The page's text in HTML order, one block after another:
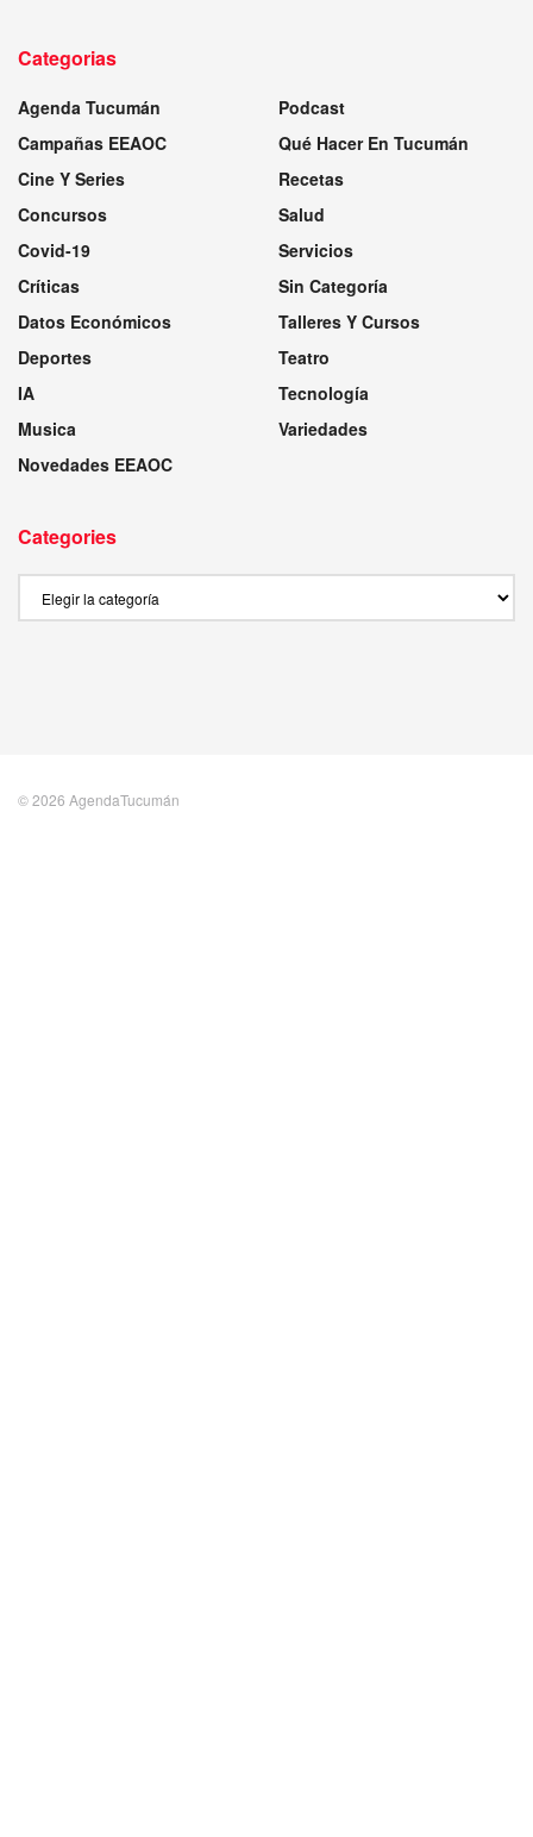
Categorias
Agenda Tucumán
Campañas EEAOC
Cine Y Series
Concursos
Covid-19
Críticas
Datos Económicos
Deportes
IA
Musica
Novedades EEAOC
Podcast
Qué Hacer En Tucumán
Recetas
Salud
Servicios
Sin Categoría
Talleres Y Cursos
Teatro
Tecnología
Variedades
Categories
© 2026 AgendaTucumán